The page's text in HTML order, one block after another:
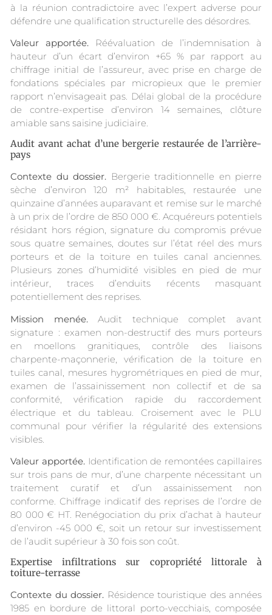
à la réunion contradictoire avec l’expert adverse pour
défendre une qualification structurelle des désordres.
Valeur apportée. Réévaluation de l’indemnisation à
hauteur d’un écart d’environ +65 % par rapport au
chiffrage initial de l’assureur, avec prise en charge de
fondations spéciales par micropieux que le premier
rapport n’envisageait pas. Délai global de la procédure
de contre-expertise d’environ 14 semaines, clôture
amiable sans saisine judiciaire.
Audit avant achat d’une bergerie restaurée de l’arrière-
pays
Contexte du dossier. Bergerie traditionnelle en pierre
sèche d’environ 120 m² habitables, restaurée une
quinzaine d’années auparavant et remise sur le marché
à un prix de l’ordre de 850 000 €. Acquéreurs potentiels
résidant hors région, signature du compromis prévue
sous quatre semaines, doutes sur l’état réel des murs
porteurs et de la toiture en tuiles canal anciennes.
Plusieurs zones d’humidité visibles en pied de mur
intérieur, traces d’enduits récents masquant
potentiellement des reprises.
Mission menée. Audit technique complet avant
signature : examen non-destructif des murs porteurs
en moellons granitiques, contrôle des liaisons
charpente-maçonnerie, vérification de la toiture en
tuiles canal, mesures hygrométriques en pied de mur,
examen de l’assainissement non collectif et de sa
conformité, vérification rapide du raccordement
électrique et du tableau. Croisement avec le PLU
communal pour vérifier la régularité des extensions
visibles.
Valeur apportée.Identification de remontées capillaires
sur trois pans de mur, d’une charpente nécessitant un
traitement curatif et d’un assainissement non
conforme. Chiffrage indicatif des reprises de l’ordre de
80 000 € HT. Renégociation du prix d’achat à hauteur
d’environ -45 000 €, soit un retour sur investissement
de l’audit supérieur à 30 fois son coût.
Expertise infiltrations sur copropriété littorale à
toiture-terrasse
Contexte du dossier. Résidence touristique des années
1985 en bordure de littoral porto-vecchiais, composée